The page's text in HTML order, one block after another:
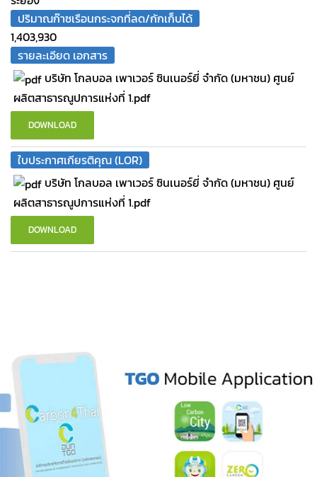
ปริมาณก๊าซเรือนกระจกที่ลด/กักเก็บได้
1,403,930
รายละเอียด เอกสาร
บริษัท โกลบอล เพาเวอร์ ซินเนอร์ยี่ จำกัด (มหาชน) ศูนย์
ผลิตสาธารณูปการแห่งที่ 1.pdf
DOWNLOAD
ใบประกาศเกียรติคุณ (LOR)
บริษัท โกลบอล เพาเวอร์ ซินเนอร์ยี่ จำกัด (มหาชน) ศูนย์
ผลิตสาธารณูปการแห่งที่ 1.pdf
DOWNLOAD